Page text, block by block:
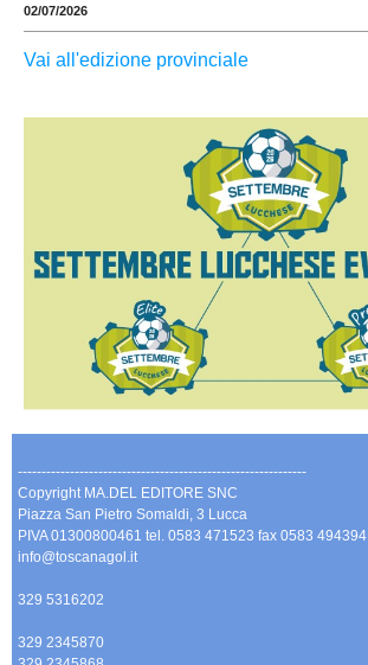
02/07/2026
Vai all'edizione provinciale
-------------------------------------------------------------
Copyright MA.DEL EDITORE SNC
Piazza San Pietro Somaldi, 3 Lucca
PIVA 01300800461 tel. 0583 471523 fax 0583 494394
info@toscanagol.it
329 5316202
329 2345870